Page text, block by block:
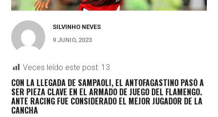
SILVINHO NEVES
9 JUNIO, 2023
Veces leído este post: 13
CON LA LLEGADA DE SAMPAOLI, EL ANTOFAGASTINO PASÓ A
SER PIEZA CLAVE EN EL ARMADO DE JUEGO DEL FLAMENGO.
ANTE RACING FUE CONSIDERADO EL MEJOR JUGADOR DE LA
CANCHA